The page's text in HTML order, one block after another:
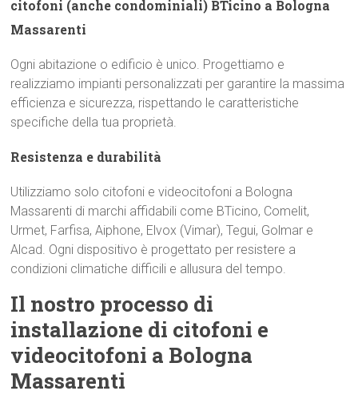
citofoni (anche condominiali) BTicino a Bologna
Massarenti
Ogni abitazione o edificio è unico. Progettiamo e
realizziamo impianti personalizzati per garantire la massima
efficienza e sicurezza, rispettando le caratteristiche
specifiche della tua proprietà.
Resistenza e durabilità
Utilizziamo solo citofoni e videocitofoni a Bologna
Massarenti di marchi affidabili come BTicino, Comelit,
Urmet, Farfisa, Aiphone, Elvox (Vimar), Tegui, Golmar e
Alcad. Ogni dispositivo è progettato per resistere a
condizioni climatiche difficili e allusura del tempo.
Il nostro processo di
installazione di citofoni e
videocitofoni a Bologna
Massarenti